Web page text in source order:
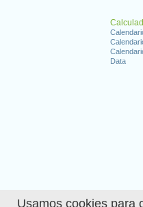
Usamos cookies para
Data